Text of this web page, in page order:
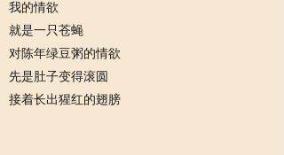
我的情欲
就是一只苍蝇
对陈年绿豆粥的情欲
先是肚子变得滚圆
接着长出猩红的翅膀